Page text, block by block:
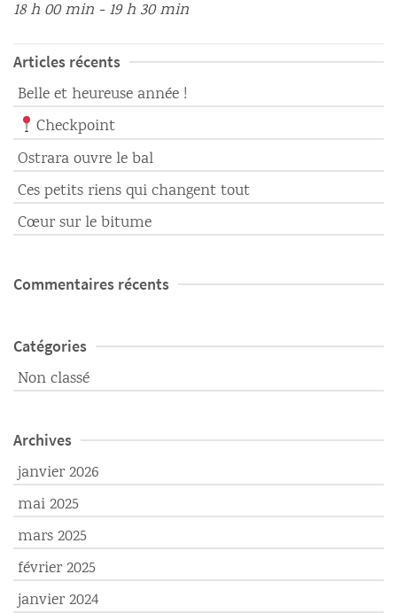
18 h 00 min - 19 h 30 min
Articles récents
Belle et heureuse année !
Checkpoint
Ostrara ouvre le bal
Ces petits riens qui changent tout
Cœur sur le bitume
Commentaires récents
Catégories
Non classé
Archives
janvier 2026
mai 2025
mars 2025
février 2025
janvier 2024